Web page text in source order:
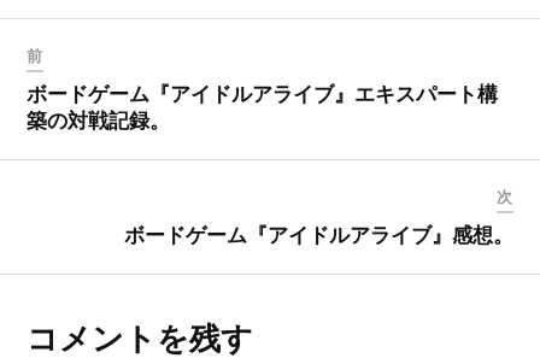
前
ボードゲーム『アイドルアライブ』エキスパート構
築の対戦記録。
次
ボードゲーム『アイドルアライブ』感想。
コメントを残す